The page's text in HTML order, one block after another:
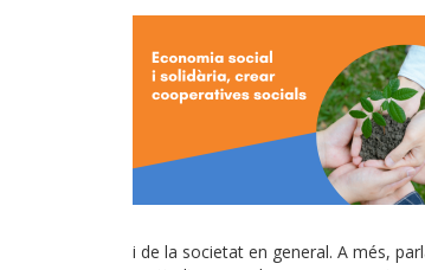
i de la societat en general. A més,